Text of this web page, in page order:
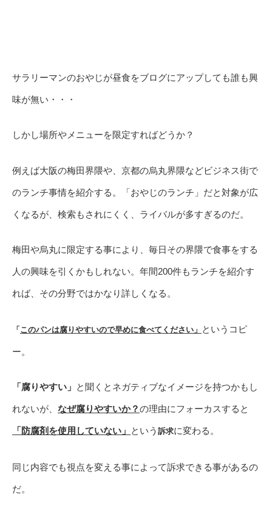
サラリーマンのおやじが昼食をブログにアップしても誰も興
味が無い・・・
しかし場所やメニューを限定すればどうか？
例えば大阪の梅田界隈や、京都の烏丸界隈などビジネス街で
のランチ事情を紹介する。「おやじのランチ」だと対象が広
くなるが、検索もされにくく、ライバルが多すぎるのだ。
梅田や烏丸に限定する事により、毎日その界隈で食事をする
人の興味を引くかもしれない。年間200件もランチを紹介す
れば、その分野ではかなり詳しくなる。
「 このパンは腐りやすいので早めに食べてください」 というコピ
ー。
「腐りやすい」 と聞くとネガティブなイメージを持つかもし
れないが、 なぜ腐りやすいか？の理由にフォーカスすると
「 防腐剤を使用していない」 という 訴求に変わる。
同じ内容でも視点を変える事によって訴求できる事があるの
だ。